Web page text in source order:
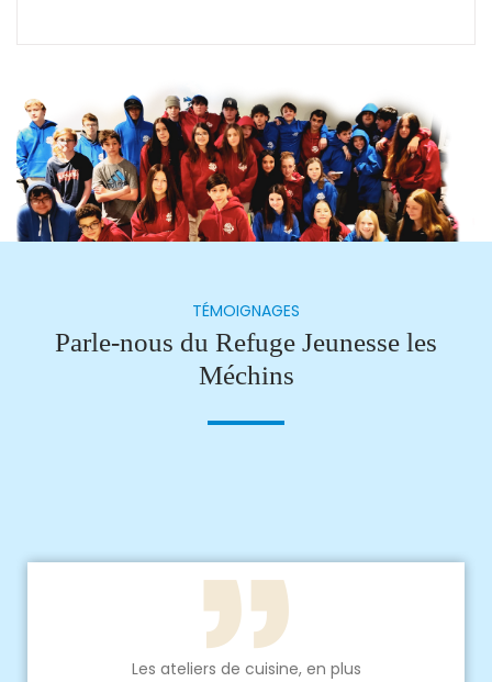
TÉMOIGNAGES
Parle-nous du Refuge Jeunesse les
Méchins
Les ateliers de cuisine, en plus